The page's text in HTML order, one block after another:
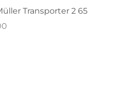
Transporter 2 65